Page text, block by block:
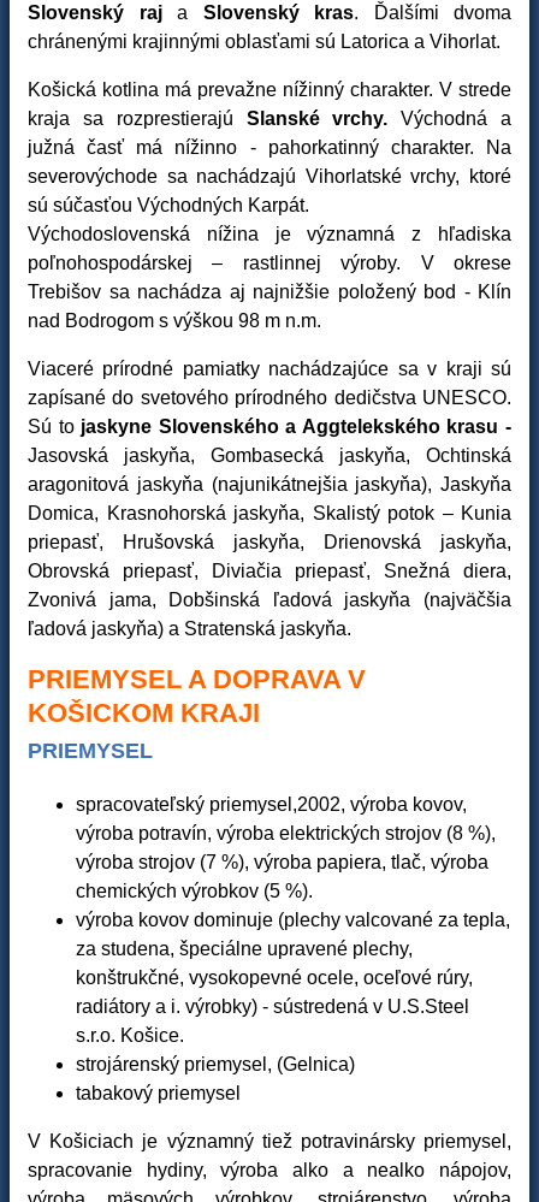
Slovenský raja Slovenský kras. Ďalšími dvoma
chránenými krajinnými oblasťami sú Latorica a Vihorlat.
Košická kotlina má prevažne nížinný charakter. V strede
kraja sa rozprestierajú Slanské vrchy. Východná a
južná časť má nížinno - pahorkatinný charakter. Na
severovýchode sa nachádzajú Vihorlatské vrchy, ktoré
sú súčasťou Východných Karpát.
Východoslovenská nížina je významná z hľadiska
poľnohospodárskej – rastlinnej výroby. V okrese
Trebišov sa nachádza aj najnižšie položený bod - Klín
nad Bodrogom s výškou 98 m n.m.
Viaceré prírodné pamiatky nachádzajúce sa v kraji sú
zapísané do svetového prírodného dedičstva UNESCO.
Sú to jaskyne Slovenského a Aggtelekského krasu -
Jasovská jaskyňa, Gombasecká jaskyňa, Ochtinská
aragonitová jaskyňa (najunikátnejšia jaskyňa), Jaskyňa
Domica, Krasnohorská jaskyňa, Skalistý potok – Kunia
priepasť, Hrušovská jaskyňa, Drienovská jaskyňa,
Obrovská priepasť, Diviačia priepasť, Snežná diera,
Zvonivá jama, Dobšinská ľadová jaskyňa (najväčšia
ľadová jaskyňa) a Stratenská jaskyňa.
PRIEMYSEL A DOPRAVA V
KOŠICKOM KRAJI
PRIEMYSEL
spracovateľský priemysel,2002, výroba kovov,
výroba potravín, výroba elektrických strojov (8 %),
výroba strojov (7 %), výroba papiera, tlač, výroba
chemických výrobkov (5 %).
výroba kovov dominuje (plechy valcované za tepla,
za studena, špeciálne upravené plechy,
konštrukčné, vysokopevné ocele, oceľové rúry,
radiátory a i. výrobky) - sústredená v U.S.Steel
s.r.o. Košice.
strojárenský priemysel, (Gelnica)
tabakový priemysel
V Košiciach je významný tiež potravinársky priemysel,
spracovanie hydiny, výroba alko a nealko nápojov,